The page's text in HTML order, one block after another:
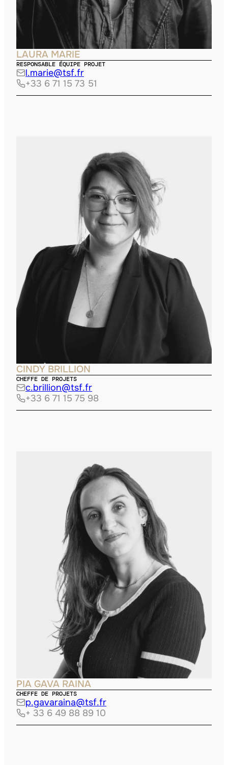
LAURA MARIE
RESPONSABLE ÉQUIPE PROJET
l.marie@tsf.fr
+33 6 71 15 73 51
CINDY BRILLION
CHEFFE DE PROJETS
c.brillion@tsf.fr
+33 6 71 15 75 98
PIA GAVA RAINA
CHEFFE DE PROJETS
p.gavaraina@tsf.fr
+ 33 6 49 88 89 10